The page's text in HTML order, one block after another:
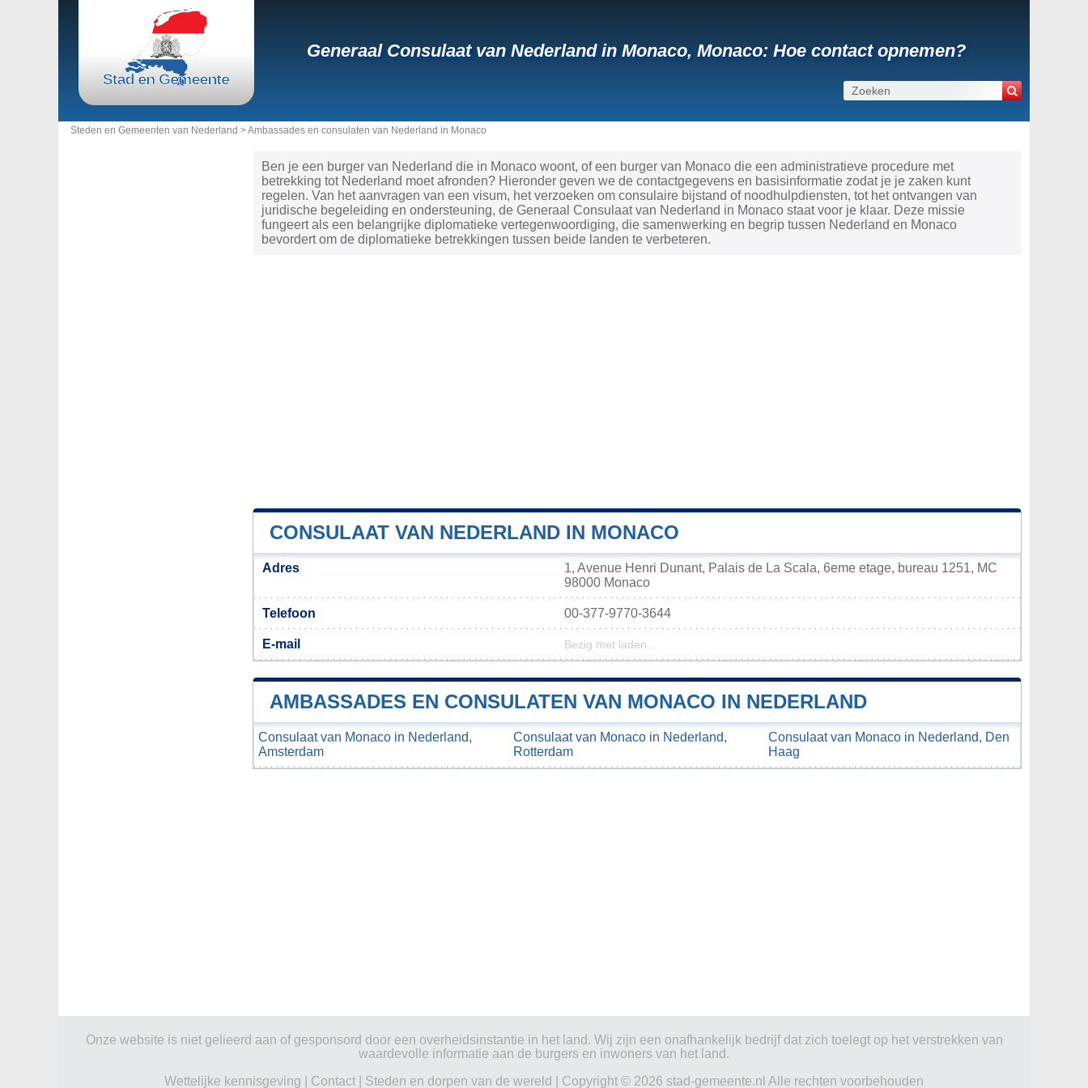
Generaal Consulaat van Nederland in Monaco, Monaco: Hoe contact opnemen?
Steden en Gemeenten van Nederland >Ambassades en consulaten van Nederland in Monaco
Ben je een burger van Nederland die in Monaco woont, of een burger van Monaco die een administratieve procedure met
betrekking tot Nederland moet afronden? Hieronder geven we de contactgegevens en basisinformatie zodat je je zaken kunt
regelen. Van het aanvragen van een visum, het verzoeken om consulaire bijstand of noodhulpdiensten, tot het ontvangen van
juridische begeleiding en ondersteuning, de Generaal Consulaat van Nederland in Monaco staat voor je klaar. Deze missie
fungeert als een belangrijke diplomatieke vertegenwoordiging, die samenwerking en begrip tussen Nederland en Monaco
bevordert om de diplomatieke betrekkingen tussen beide landen te verbeteren.
CONSULAAT VAN NEDERLAND IN MONACO
Adres
1, Avenue Henri Dunant, Palais de La Scala, 6eme etage, bureau 1251, MC
98000 Monaco
Telefoon 00-377-9770-3644
E-mail Bezig met laden...
AMBASSADES EN CONSULATEN VAN MONACO IN NEDERLAND
Consulaat van Monaco in Nederland,
Amsterdam
Consulaat van Monaco in Nederland,
Rotterdam
Consulaat van Monaco in Nederland, Den
Haag
Onze website is niet gelieerd aan of gesponsord door een overheidsinstantie in het land. Wij zijn een onafhankelijk bedrijf dat zich toelegt op het verstrekken van
waardevolle informatie aan de burgers en inwoners van het land.
Wettelijke kennisgeving
Contact Steden en dorpen van de wereld | Copyright © 2026 stad-gemeente.nl Alle rechten voorbehouden